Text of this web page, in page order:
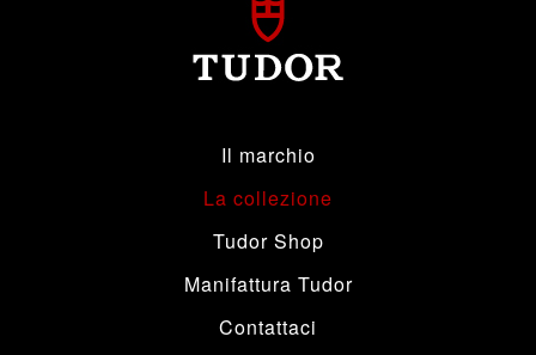
Il marchio
La collezione
Tudor Shop
Manifattura Tudor
Contattaci